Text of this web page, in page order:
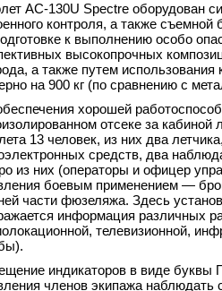
AC-130U Spectre оборудован
контроля, а также съемной
к выполнению особо
высокопрочных
а также путем
на 900 кг (по сравнению с
хорошей
отсеке за
13 человек, из них два
средств, два
из них (операторы и офицер
боевым применением —
части фюзеляжа. Здесь
информация различных
телевизионной,
индикаторов в виде буквы
членов экипажа наблюдать